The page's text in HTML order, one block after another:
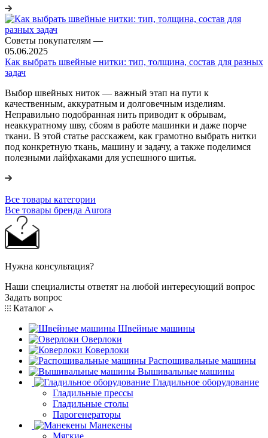
Советы покупателям —
05.06.2025
Как выбрать швейные нитки: тип, толщина, состав для разных
задач
Выбор швейных ниток — важный этап на пути к
качественным, аккуратным и долговечным изделиям.
Неправильно подобранная нить приводит к обрывам,
неаккуратному шву, сбоям в работе машинки и даже порче
ткани. В этой статье расскажем, как грамотно выбрать нитки
под конкретную ткань, машину и задачу, а также поделимся
полезными лайфхаками для успешного шитья.
Все товары категории
Все товары бренда Aurora
Нужна консультация?
Наши специалисты ответят на любой интересующий вопрос
Задать вопрос
Каталог
Швейные машины
Оверлоки
Коверлоки
Распошивальные машины
Вышивальные машины
Гладильное оборудование
Гладильные прессы
Гладильные столы
Парогенераторы
Манекены
Мягкие